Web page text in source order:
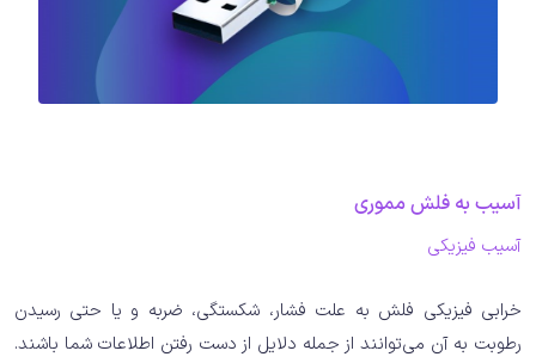
آسیب به فلش مموری
آسیب فیزیکی
خرابی فیزیکی فلش به علت فشار، شکستگی، ضربه و یا حتی رسیدن
رطوبت به آن می‌توانند از جمله دلایل از دست رفتن اطلاعات شما باشند.